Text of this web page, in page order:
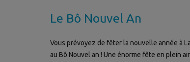
Le Bô Nouvel An
Vous prévoyez de fêter la nouvelle année à
au Bô Nouvel an ! Une énorme fête en plein